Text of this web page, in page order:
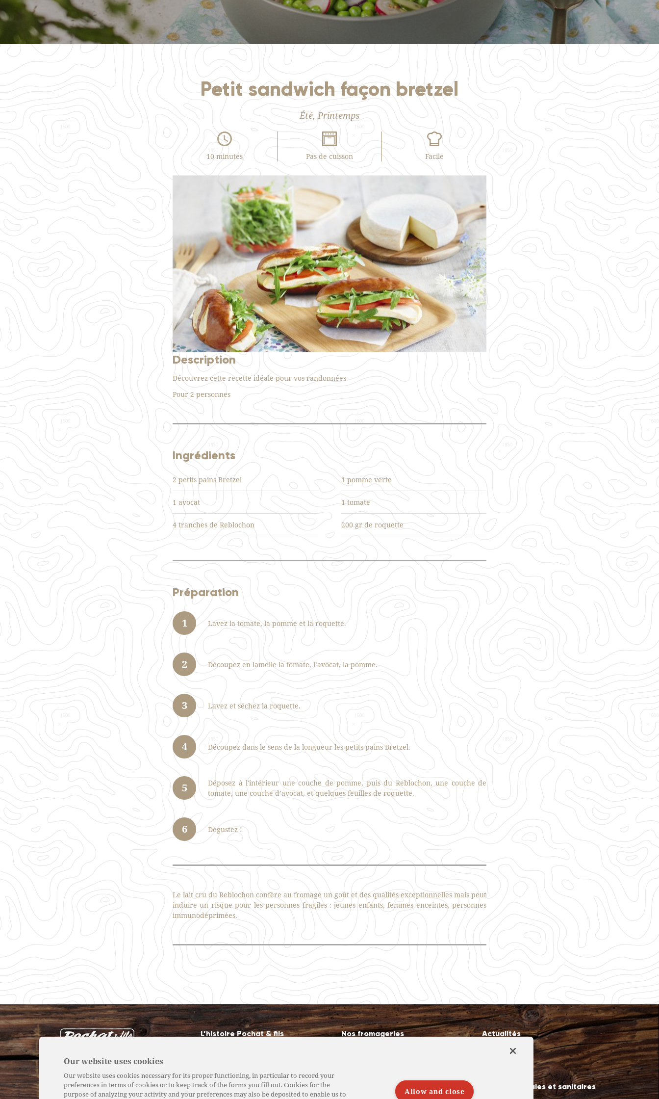
Petit sandwich façon bretzel
Été, Printemps
10 minutes Pas de cuisson Facile
Description
Découvrez cette recette idéale pour vos randonnées
Pour 2 personnes
Ingrédients
2 petits pains Bretzel 1 pomme verte
1 avocat 1 tomate
4 tranches de Reblochon 200 gr de roquette
Préparation
1 Lavez la tomate, la pomme et la roquette.
2 Découpez en lamelle la tomate, l’avocat, la pomme.
3 Lavez et séchez la roquette.
4 Découpez dans le sens de la longueur les petits pains Bretzel.
5
Déposez à l'intérieur une couche de pomme, puis du Reblochon, une couche de
tomate, une couche d’avocat, et quelques feuilles de roquette.
6 Dégustez !
Le lait cru du Reblochon confère au fromage un goût et des qualités exceptionnelles mais peut
induire un risque pour les personnes fragiles : jeunes enfants, femmes enceintes, personnes
immunodéprimées.
L’histoire Pochat & fils
Nos producteurs laitiers
Nos fromageries
Actualités
Recrutement
Mentions légales et sanitaires
Our website uses cookies
Our website uses cookies necessary for its proper functioning, in particular to record your
preferences in terms of cookies or to keep track of the forms you fill out. Cookies for the
purpose of analyzing your activity and your preferences may also be deposited to enable us to
Allow and close